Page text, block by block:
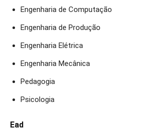
Engenharia de Computação
Engenharia de Produção
Engenharia Elétrica
Engenharia Mecânica
Pedagogia
Psicologia
Ead